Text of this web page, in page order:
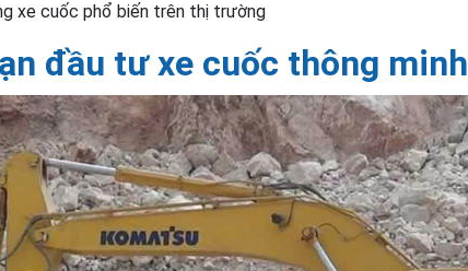
xe cuốc phổ biến trên thị trường
đầu tư xe cuốc thông minh